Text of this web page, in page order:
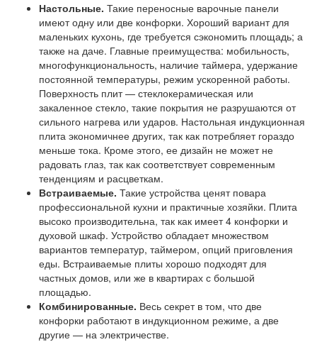
Настольные. Такие переносные варочные панели
имеют одну или две конфорки. Хороший вариант для
маленьких кухонь, где требуется сэкономить площадь; а
также на даче. Главные преимущества: мобильность,
многофункциональность, наличие таймера, удержание
постоянной температуры, режим ускоренной работы.
Поверхность плит — стеклокерамическая или
закаленное стекло, такие покрытия не разрушаются от
сильного нагрева или ударов. Настольная индукционная
плита экономичнее других, так как потребляет гораздо
меньше тока. Кроме этого, ее дизайн не может не
радовать глаз, так как соответствует современным
тенденциям и расцветкам.
Встраиваемые. Такие устройства ценят повара
профессиональной кухни и практичные хозяйки. Плита
высоко производительна, так как имеет 4 конфорки и
духовой шкаф. Устройство обладает множеством
вариантов температур, таймером, опций приговления
еды. Встраиваемые плиты хорошо подходят для
частных домов, или же в квартирах с большой
площадью.
Комбинированные. Весь секрет в том, что две
конфорки работают в индукционном режиме, а две
другие — на электричестве.